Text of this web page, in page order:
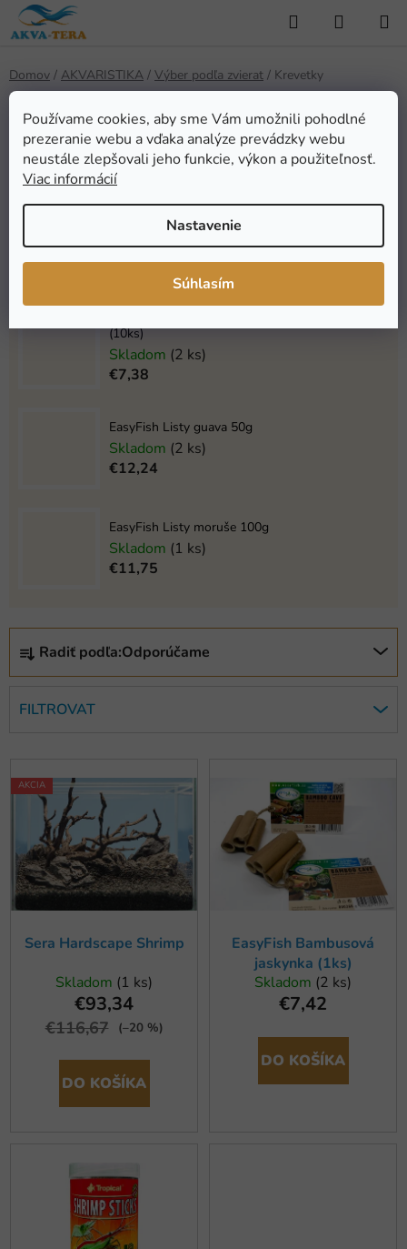
Používame cookies, aby sme Vám umožnili pohodlné
prezeranie webu a vďaka analýze prevádzky webu
neustále zlepšovali jeho funkcie, výkon a použiteľnosť.
Viac informácií
Nastavenie
Súhlasím
Prejsť
na
Hľadať
Domov / AKVARISTIKA / Výber podľa zvierat / Krevetky
Krevetky
Najpredávanejšie
AQUA NOVA Keramické rúrky pre krevetky
Skladom(4 ks)
€7,75
(10ks)
Skladom (2 ks)
€7,38
EasyFish Listy guava 50g
Skladom (2 ks)
€12,24
EasyFish Listy moruše 100g
Skladom (1 ks)
€11,75
R
d
e
p
o
d
u
Radiť podľa:Odporúčame
FILTROVAT
ý
s
p
r
AKCIA
Sera Hardscape Shrimp
Skladom (1 ks)
€93,34
€116,67 (–20 %)
DO KOŠÍKA
EasyFish Bambusová
jaskynka (1ks)
Skladom (2 ks)
€7,42
DO KOŠÍKA